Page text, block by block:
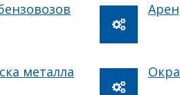
металла